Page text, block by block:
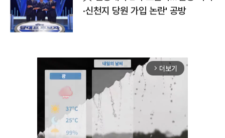
·신천지 당원 가입 논란' 공방
arrow_forward_ios 더보기